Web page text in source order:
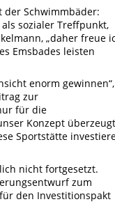
der Schwimmbäder:
sozialer Treffpunkt,
„daher freue
Emsbades leisten
enorm gewinnen“,
zur
für die
Konzept überzeugt
Sportstätte
nicht fortgesetzt.
zum
den Investitionspakt